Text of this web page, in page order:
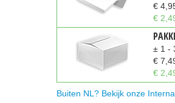
€
€
± 1 -
€
€
Buiten NL? Bekijk onze